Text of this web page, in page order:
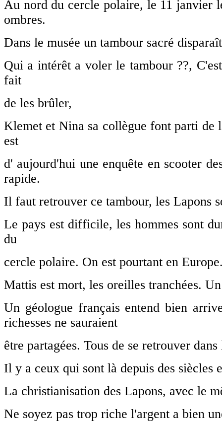
Au nord du cercle polaire, le 11 janvier
ombres.
Dans le musée un tambour sacré
Qui a intérêt a voler le tambour ??,
fait
de les brûler,
Klemet et Nina sa collègue font parti de
est
d' aujourd'hui une enquête en scooter
rapide.
Il faut retrouver ce tambour, les Lapons
Le pays est difficile, les hommes sont
du
cercle polaire. On est pourtant en
Mattis est mort, les oreilles tranchées.
Un géologue français entend bien
richesses ne sauraient
être partagées. Tous de se retrouver
Il y a ceux qui sont là depuis des siècles
La christianisation des Lapons, avec le
Ne soyez pas trop riche l'argent a bien